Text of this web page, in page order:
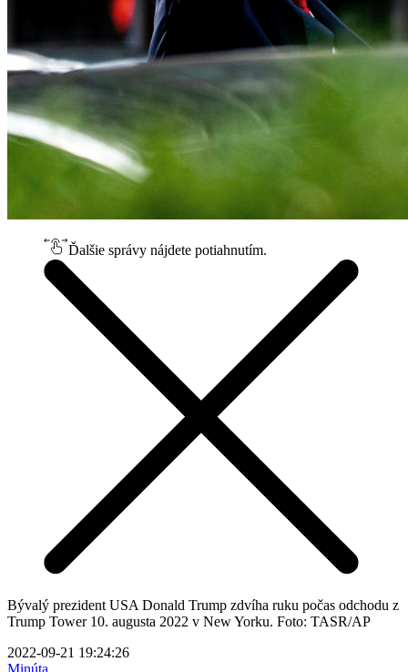
Ďalšie správy nájdete potiahnutím.
Bývalý prezident USA Donald Trump zdvíha ruku počas odchodu z
Trump Tower 10. augusta 2022 v New Yorku. Foto: TASR/AP
2022-09-21 19:24:26
Minúta